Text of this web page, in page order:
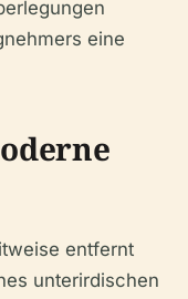
eine
entfernt
unterirdischen